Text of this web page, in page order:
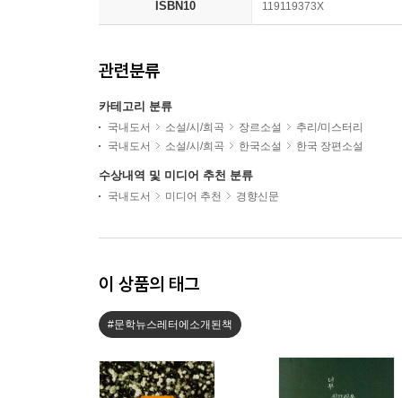
ISBN10 119119373X
관련분류
카테고리 분류
국내도서 소설/시/희곡 장르소설
추리/미스터리
국내도서
소설/시/희곡 한국소설 한국 장편소설
수상내역 및 미디어 추천 분류
국내도서 미디어 추천 경향신문
이 상품의 태그
#문학뉴스레터에소개된책